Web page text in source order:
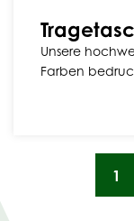
Unsere
Farben
1